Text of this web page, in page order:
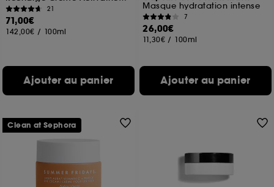
21
71,00€
142,00€ / 100ml
Ajouter au panier
Masque hydratation intense
7
26,00€
11,30€ / 100ml
Ajouter au panier
Clean at Sephora